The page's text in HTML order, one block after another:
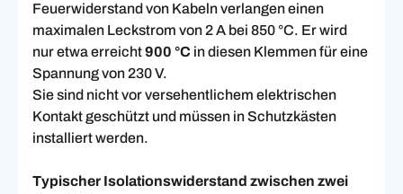
Feuerwiderstand von Kabeln verlangen einen
maximalen Leckstrom von 2 A bei 850 °C. Er wird
nur etwa erreicht900 °C in diesen Klemmen für eine
Spannung von 230 V.
Sie sind nicht vor versehentlichem elektrischen
Kontakt geschützt und müssen in Schutzkästen
installiert werden.
Typischer Isolationswiderstand zwischen zwei